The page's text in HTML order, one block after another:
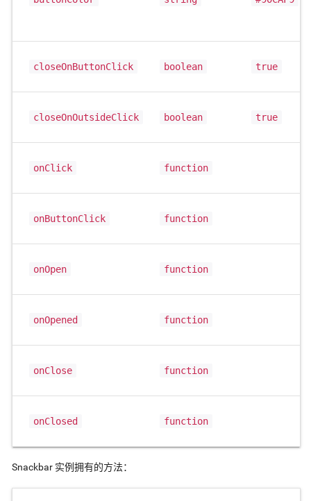
closeOnButtonClick boolean true
closeOnOutsideClick boolean true
onClick function
onButtonClick function
onOpen function
onOpened function
onClose function
onClosed function
Snackbar 实例拥有的方法：